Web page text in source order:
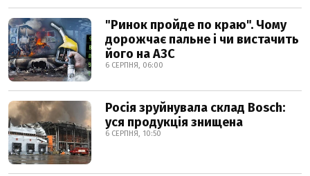
"Ринок пройде по краю". Чому
дорожчає пальне і чи вистачить
його на АЗС
6 СЕРПНЯ, 06:00
Росія зруйнувала склад Bosch:
уся продукція знищена
6 СЕРПНЯ, 10:50